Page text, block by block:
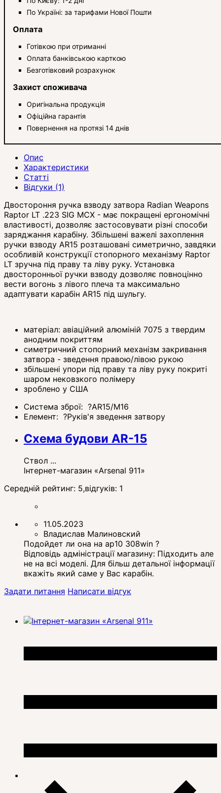
По Україні: за тарифами Нової Пошти
Оплата
Готівкою при отриманні
Оплата банківською карткою
Безготівковий розрахунок
Захист споживача
Оригінальна продукція
Офіційна гарантія
Повернення на протязі 14 днів
Опис
Характеристики
Статті
Відгуки (1)
Двостороння ручка взводу затвора Radian Weapons
Raptor LT .223 SIG MCX - має покращені ергономічні
властивості, дозволяє застосовувати різні способи
заряджання карабіну. Збільшені важелі захоплення
ручки взводу AR15 розташовані симетрично, завдяки
особливій конструкції стопорного механізму Raptor
LT зручна під праву та ліву руку. Установка
двосторонньої ручки взводу дозволяє повноцінно
вести вогонь з лівого плеча та максимально
адаптувати карабін AR15 під шульгу.
матеріал: авіаційний алюміній 7075 з твердим
анодним покриттям
симетричний стопорний механізм закривання
затвора - зведення правою/лівою рукою
збільшені упори під праву та ліву руку покриті
шаром нековзкого полімеру
зроблено у США
Система зброї: ?AR15/M16
Елемент: ?Руків'я зведення затвору
Схема будови AR-15
Ствол ...
Інтернет-магазин «Arsenal 911»
Середній рейтинг: 5,відгуків: 1
11.05.2023
Владислав Малиновский
Подойдет ли она на ар10 308win ?
Відповідь адміністрації магазину: Підходить але
не на всі моделі. Для більш детальної інформації
вкажіть який саме у Вас карабін.
Задати питання Написати відгук